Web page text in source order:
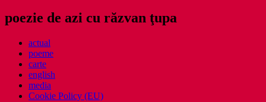
poezie de azi cu răzvan ţupa
actual
poeme
carte
english
media
Cookie Policy (EU)